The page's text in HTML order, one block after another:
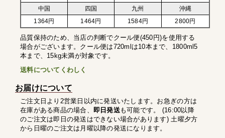
中国
四国 九州
沖縄
1364円
1464円 1584円 2800円
品質保持のため、当店の判断でクール便(450円)を使用する
場合がございます。クール便は720mlは10本まで、1800ml5
本まで、15kg未満が対象です。
送料についてくわしく
お届けについて
ご注文日より2営業日以内に発送いたします。お急ぎの方は
在庫がある商品の場合、 即日発送も可能です。 (16:00以降
のご注文は即日の発送はできない場合があります) 土曜夕方
から日曜のご注文は月曜以降の発送になります。